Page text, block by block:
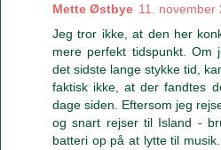
Mette Østbye 11. november
Jeg tror ikke, at den her
mere perfekt tidspunkt.
det sidste lange stykke tid,
faktisk ikke, at der fandtes
dage siden. Eftersom jeg
og snart rejser til Island -
batteri op på at lytte til